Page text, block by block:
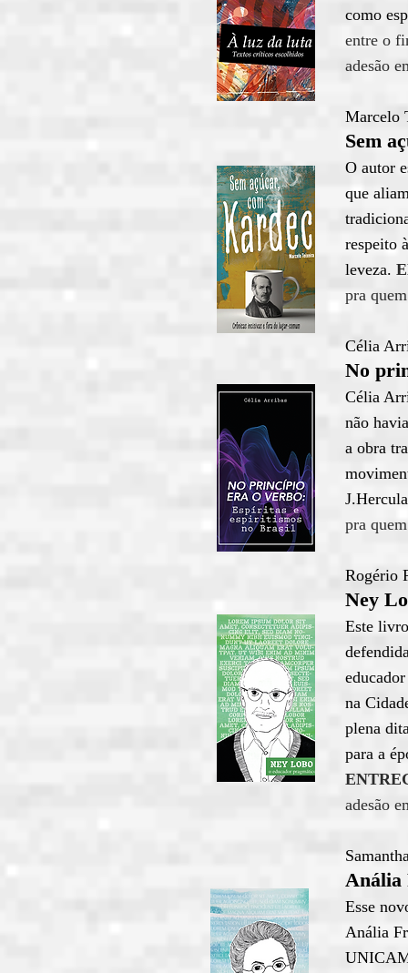
como
entre o
adesão
Marcelo
Sem
O autor
que
respeito
leveza.
pra
Célia
No
Célia
não
a obra
pra
Rogério
Ney
Este
na
plena
para a
adesão
Anália
Esse
Anália